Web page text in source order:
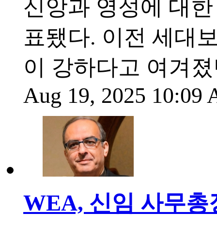
신앙과 영성에 대
표됐다. 이전 세대
이 강하다고 여겨
Aug 19, 2025 10:09
WEA, 신임 사무총